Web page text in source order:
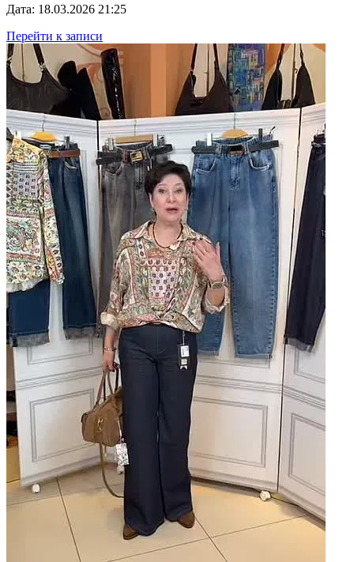
Дата: 18.03.2026 21:25
Перейти к записи